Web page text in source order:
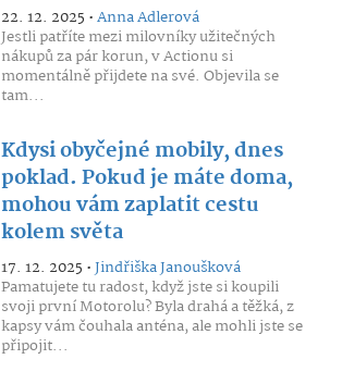
22. 12. 2025 •Anna Adlerová
Jestli patříte mezi milovníky užitečných
nákupů za pár korun, v Actionu si
momentálně přijdete na své. Objevila se
tam...
Kdysi obyčejné mobily, dnes
poklad. Pokud je máte doma,
mohou vám zaplatit cestu
kolem světa
17. 12. 2025 •Jindřiška Janoušková
Pamatujete tu radost, když jste si koupili
svoji první Motorolu? Byla drahá a těžká, z
kapsy vám čouhala anténa, ale mohli jste se
připojit...